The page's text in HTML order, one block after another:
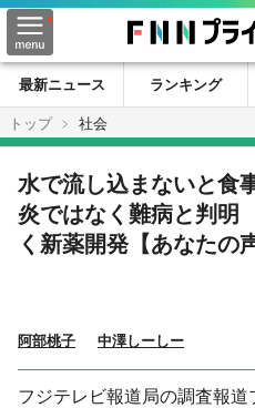
最新ニュース ランキング
トップ
社会
水で流し込まないと食
炎ではなく難病と判
く新薬開発【あなたの
阿部桃子 中澤しーしー
フジテレビ報道局の調査報